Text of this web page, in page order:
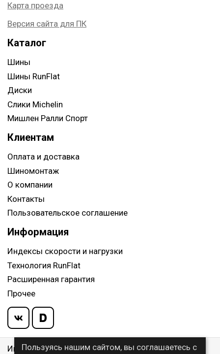
Карта проезда
Версия сайта для ПК
Каталог
Шины
Шины RunFlat
Диски
Слики Michelin
Мишлен Ралли Спорт
Клиентам
Оплата и доставка
Шиномонтаж
О компании
Контакты
Пользовательское соглашение
Информация
Индексы скорости и нагрузки
Технология RunFlat
Расширенная гарантия
Прочее
Информация указанная на сайте, не является
Пользуясь нашим сайтом, вы соглашаетесь с